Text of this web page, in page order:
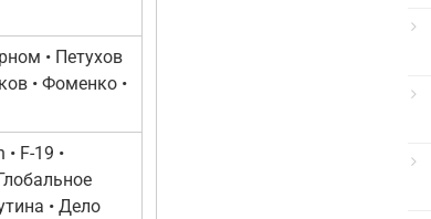
• Петухов
• Фоменко •
F-19 •
• Дело